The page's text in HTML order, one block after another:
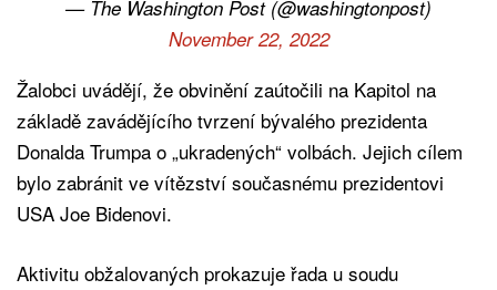
— The Washington Post (@washingtonpost)
November 22, 2022
Žalobci uvádějí, že obvinění zaútočili na Kapitol na
základě zavádějícího tvrzení bývalého prezidenta
Donalda Trumpa o „ukradených“ volbách. Jejich cílem
bylo zabránit ve vítězství současnému prezidentovi
USA Joe Bidenovi.
Aktivitu obžalovaných prokazuje řada u soudu